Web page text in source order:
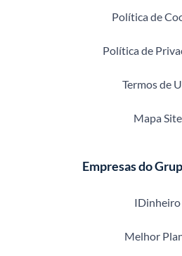
Política de
Política de
Termos de
Mapa Site
Empresas do
IDinheiro
Melhor